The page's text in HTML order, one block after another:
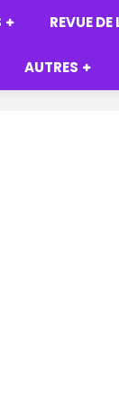
REVUE DE
AUTRES